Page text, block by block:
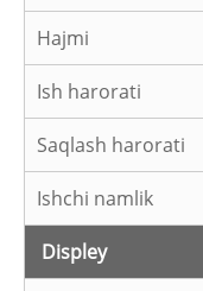
Hajmi
Ish harorati
Saqlash harorati
Ishchi namlik
Displey